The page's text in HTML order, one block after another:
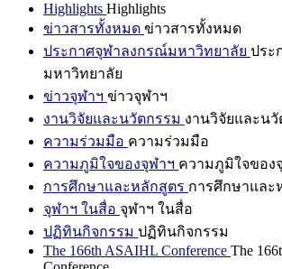
Highlights Highlights
ข่าวสารทั้งหมด ข่าวสารทั้งหมด
ประกาศจุฬาลงกรณ์มหาวิทยาลัย ประ
มหาวิทยาลัย
ข่าวจุฬาฯ ข่าวจุฬาฯ
งานวิจัยและนวัตกรรม งานวิจัยและนวั
ความร่วมมือ ความร่วมมือ
ความภูมิใจของจุฬาฯ ความภูมิใจของ
การศึกษาและหลักสูตร การศึกษาและ
จุฬาฯ ในสื่อ จุฬาฯ ในสื่อ
ปฏิทินกิจกรรม ปฏิทินกิจกรรม
The 166th ASAIHL Conference The